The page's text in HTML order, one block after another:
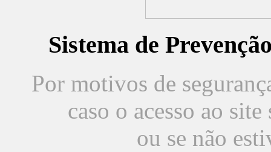
Sistema de
Por motivos de
caso o acesso ao
ou se não